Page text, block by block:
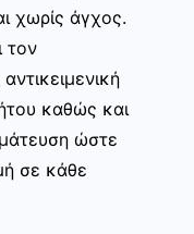
χωρίς άγχος.
τον
καθώς και
ώστε
σε κάθε